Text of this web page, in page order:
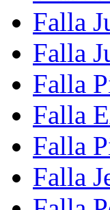
Falla
Falla
Falla
Falla
Falla
Falla